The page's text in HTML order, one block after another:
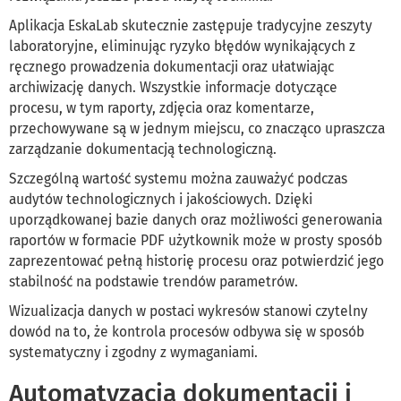
Aplikacja EskaLab skutecznie zastępuje tradycyjne zeszyty
laboratoryjne, eliminując ryzyko błędów wynikających z
ręcznego prowadzenia dokumentacji oraz ułatwiając
archiwizację danych. Wszystkie informacje dotyczące
procesu, w tym raporty, zdjęcia oraz komentarze,
przechowywane są w jednym miejscu, co znacząco upraszcza
zarządzanie dokumentacją technologiczną.
Szczególną wartość systemu można zauważyć podczas
audytów technologicznych i jakościowych. Dzięki
uporządkowanej bazie danych oraz możliwości generowania
raportów w formacie PDF użytkownik może w prosty sposób
zaprezentować pełną historię procesu oraz potwierdzić jego
stabilność na podstawie trendów parametrów.
Wizualizacja danych w postaci wykresów stanowi czytelny
dowód na to, że kontrola procesów odbywa się w sposób
systematyczny i zgodny z wymaganiami.
Automatyzacja dokumentacji i